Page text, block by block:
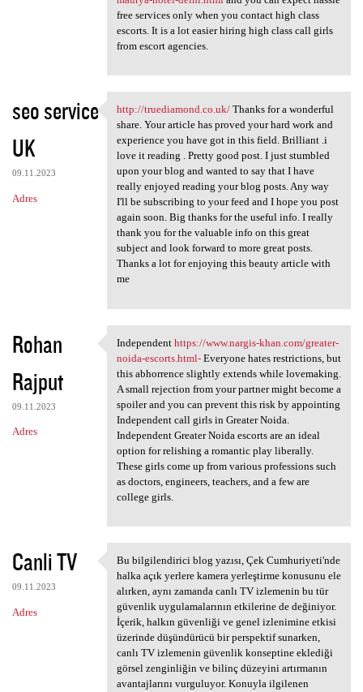
free services only when you contact high class
escorts. It is a lot easier hiring high class call girls
from escort agencies.
seo service
UK
09.11.2023
Adres
http://truediamond.co.uk/
http://truediamond.co.uk/Thanks for a wonderful
share. Your article has proved your hard work and
experience you have got in this field. Brilliant .i
love it reading . Pretty good post. I just stumbled
upon your blog and wanted to say that I have
really enjoyed reading your blog posts. Any way
I'll be subscribing to your feed and I hope you post
again soon. Big thanks for the useful info. I really
thank you for the valuable info on this great
subject and look forward to more great posts.
Thanks a lot for enjoying this beauty article with
me
Rohan
Rajput
09.11.2023
Adres
Independent https://www
Independent https://www.nargis-khan.com/greater-
noida-escorts.html-Everyone hates restrictions, but
this abhorrence slightly extends while lovemaking.
A small rejection from your partner might become a
spoiler and you can prevent this risk by appointing
Independent call girls in Greater Noida.
Independent Greater Noida escorts are an ideal
option for relishing a romantic play liberally.
These girls come up from various professions such
as doctors, engineers, teachers, and a few are
college girls.
Canli TV
09.11.2023
Adres
Bu bilgilendirici blog yazısı
Bu bilgilendirici blog yazısı, Çek Cumhuriyeti'nde
halka açık yerlere kamera yerleştirme konusunu ele
alırken, aynı zamanda canlı TV izlemenin bu tür
güvenlik uygulamalarının etkilerine de değiniyor.
İçerik, halkın güvenliği ve genel izlenimine etkisi
üzerinde düşündürücü bir perspektif sunarken,
canlı TV izlemenin güvenlik konseptine eklediği
görsel zenginliğin ve bilinç düzeyini artırmanın
avantajlarını vurguluyor. Konuyla ilgilenen